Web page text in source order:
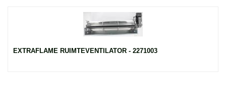
EXTRAFLAME RUIMTEVENTILATOR - 2271003